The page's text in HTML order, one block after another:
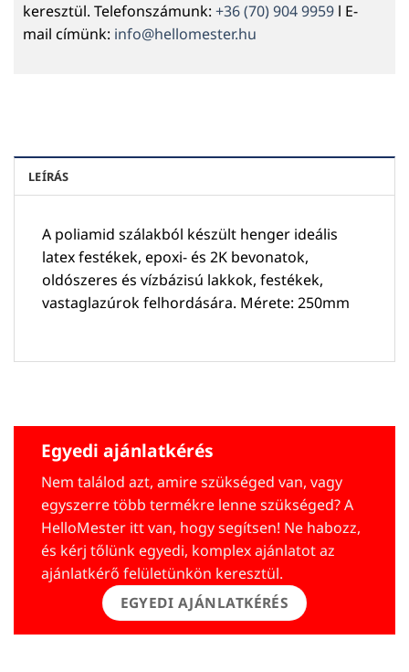
keresztül. Telefonszámunk: +36 (70) 904 9959 l E-
mail címünk: info@hellomester.hu
LEÍRÁS
A poliamid szálakból készült henger ideális
latex festékek, epoxi- és 2K bevonatok,
oldószeres és vízbázisú lakkok, festékek,
vastaglazúrok felhordására. Mérete: 250mm
Egyedi ajánlatkérés
Nem találod azt, amire szükséged van, vagy
egyszerre több termékre lenne szükséged? A
HelloMester itt van, hogy segítsen! Ne habozz,
és kérj tőlünk egyedi, komplex ajánlatot az
ajánlatkérő felületünkön keresztül.
EGYEDI AJÁNLATKÉRÉS